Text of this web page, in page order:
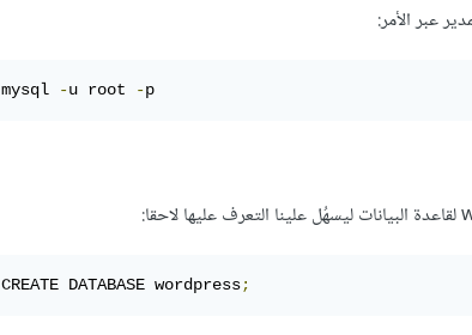
mysql -u root -p
CREATE DATABASE wordpress;